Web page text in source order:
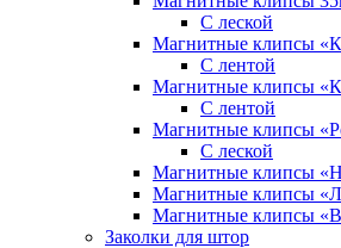
С леской
Магнитные клипсы
С лентой
Магнитные клипсы
С лентой
Магнитные клипсы
С леской
Магнитные клипсы
Магнитные клипсы
Магнитные клипсы
Заколки для штор